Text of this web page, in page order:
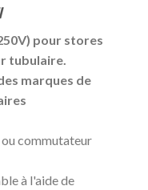
pour stores
tubulaire.
marques de
ou commutateur
à l'aide de